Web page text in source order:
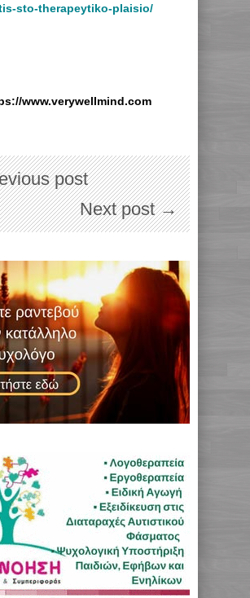
sto-therapeytiko-plaisio/
www.verywellmind.com
post
Next post →